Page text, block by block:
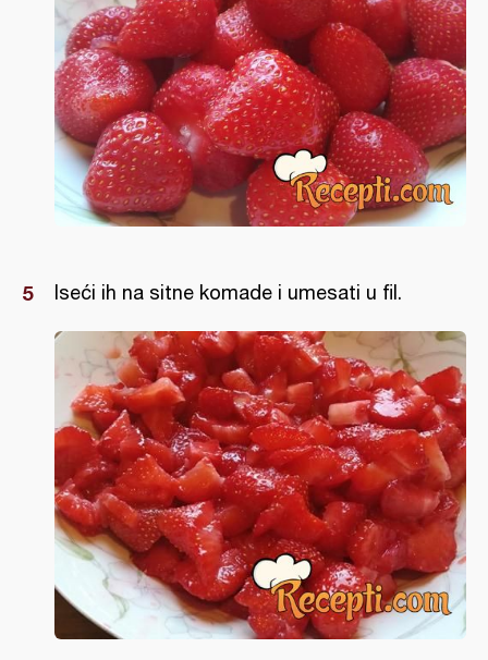
Iseći ih na sitne komade i umesati u fil.